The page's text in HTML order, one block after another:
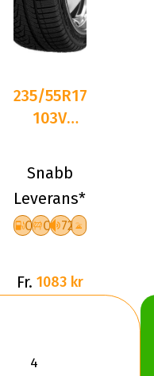
235/55R17
103V
BLAZER
Alpine
Snabb
Leverans*
C C 72
Fr. 1083 kr